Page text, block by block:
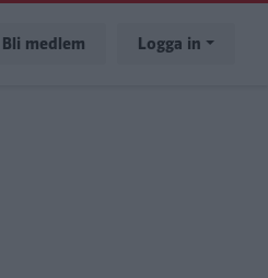
Bli medlem Logga in